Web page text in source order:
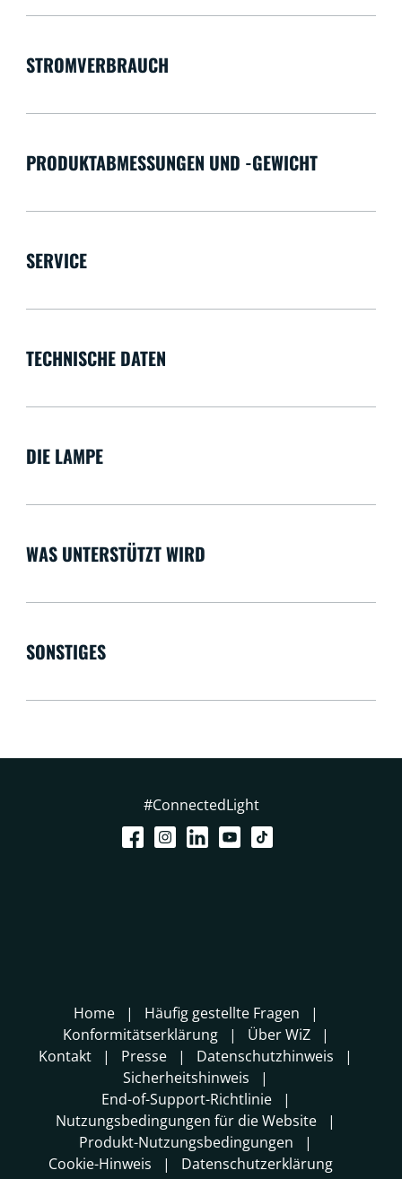
STROMVERBRAUCH
PRODUKTABMESSUNGEN UND -GEWICHT
SERVICE
TECHNISCHE DATEN
DIE LAMPE
WAS UNTERSTÜTZT WIRD
SONSTIGES
#ConnectedLight
Home
Häufig gestellte Fragen
Konformitätserklärung
Über WiZ
Kontakt
Presse
Datenschutzhinweis
Sicherheitshinweis
End-of-Support-Richtlinie
Nutzungsbedingungen für die Website
Produkt-Nutzungsbedingungen
Cookie-Hinweis
Datenschutzerklärung